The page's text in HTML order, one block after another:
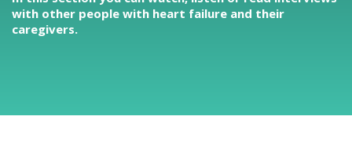
with other people with heart failure and their
caregivers.